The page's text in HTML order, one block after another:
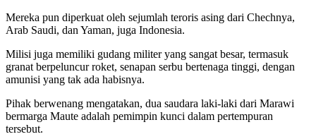
Mereka pun diperkuat oleh sejumlah teroris asing dari Chechnya,
Arab Saudi, dan Yaman, juga Indonesia.
Milisi juga memiliki gudang militer yang sangat besar, termasuk
granat berpeluncur roket, senapan serbu bertenaga tinggi, dengan
amunisi yang tak ada habisnya.
Pihak berwenang mengatakan, dua saudara laki-laki dari Marawi
bermarga Maute adalah pemimpin kunci dalam pertempuran
tersebut.